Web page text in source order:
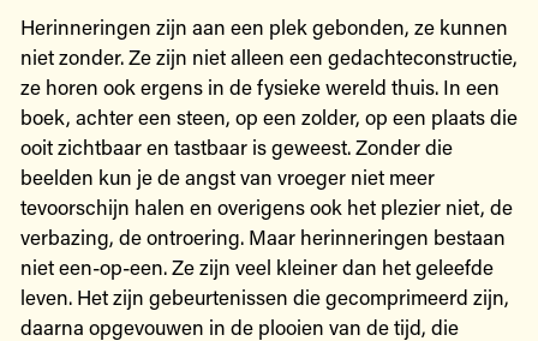
Herinneringen zijn aan een plek gebonden, ze kunnen
niet zonder. Ze zijn niet alleen een gedachteconstructie,
ze horen ook ergens in de fysieke wereld thuis. In een
boek, achter een steen, op een zolder, op een plaats die
ooit zichtbaar en tastbaar is geweest. Zonder die
beelden kun je de angst van vroeger niet meer
tevoorschijn halen en overigens ook het plezier niet, de
verbazing, de ontroering. Maar herinneringen bestaan
niet een-op-een. Ze zijn veel kleiner dan het geleefde
leven. Het zijn gebeurtenissen die gecomprimeerd zijn,
daarna opgevouwen in de plooien van de tijd, die